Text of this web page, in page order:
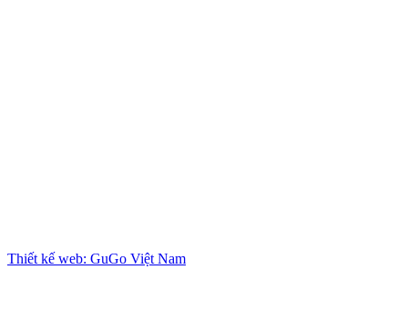
Thiết kế web: GuGo Việt Nam